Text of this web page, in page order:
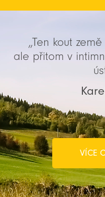
„Ten kout
ale přitom v
VÍCE